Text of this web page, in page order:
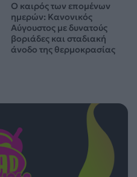
Ο καιρός των επομένων
ημερών: Κανονικός
Αύγουστος με δυνατούς
βοριάδες και σταδιακή
άνοδο της θερμοκρασίας